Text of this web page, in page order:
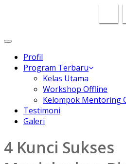
Toggle
Profil
Program Terbaru
Kelas Utama
Workshop Offline
Kelompok Mentoring
Testimoni
Galeri
4 Kunci Sukses